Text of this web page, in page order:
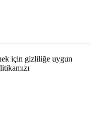
için gizliliğe uygun